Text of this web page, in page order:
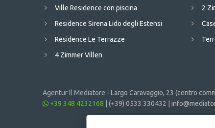
Ville Residence con piscina
Residence Sirena Lido degli Estensi
Residence Le Terrazze
4 Zimmer Villen
2
Agentur Il Mediatore - Largo Caravaggio, 23 (centro
+39 348 4232168
(+39) 0533 330432